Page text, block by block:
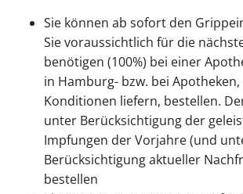
Sie können ab sofort den
Sie voraussichtlich für die
benötigen (100%) bei einer
in Hamburg- bzw. bei
Konditionen liefern, bestellen.
unter Berücksichtigung der
Impfungen der Vorjahre (und
Berücksichtigung aktueller
bestellen